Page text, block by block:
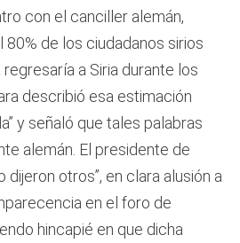
con el canciller alemán,
80% de los ciudadanos sirios
a Siria durante los
describió esa estimación
y señaló que tales palabras
alemán. El presidente de
dijeron otros”, en clara alusión a
en el foro de
hincapié en que dicha